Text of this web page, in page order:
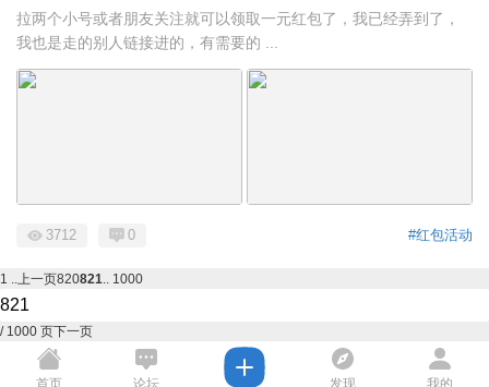
拉两个小号或者朋友关注就可以领取一元红包了，我已经弄到了，
我也是走的别人链接进的，有需要的 ...
#红包活动
3712 0
1 ..上一页820821.. 1000
/ 1000 页下一页
首页 论坛 发现 我的